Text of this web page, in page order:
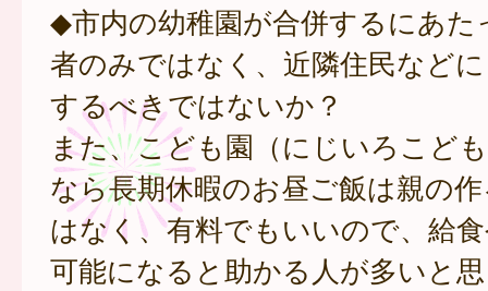
◆市内の幼稚園が合併するにあた
者のみではなく、近隣住民など
するべきではないか？
また、こども園（にじいろこど
なら長期休暇のお昼ご飯は親の
はなく、有料でもいいので、給
可能になると助かる人が多いと